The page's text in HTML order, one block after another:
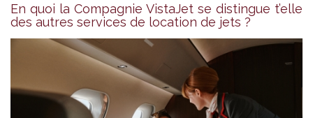
En quoi la Compagnie VistaJet se distingue t’elle
des autres services de location de jets ?